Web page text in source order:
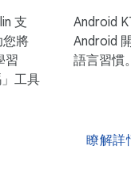
支
您將
習
工具
Android
Android
語言習慣
瞭解詳